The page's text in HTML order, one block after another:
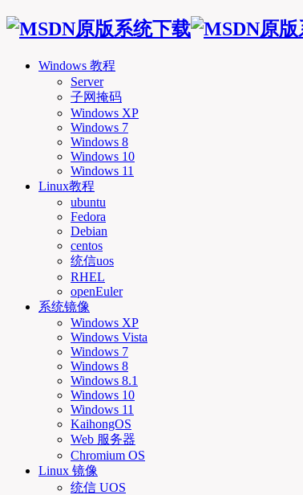
Windows 教程
Server
子网掩码
Windows XP
Windows 7
Windows 8
Windows 10
Windows 11
Linux教程
ubuntu
Fedora
Debian
centos
统信uos
RHEL
openEuler
系统镜像
Windows XP
Windows Vista
Windows 7
Windows 8
Windows 8.1
Windows 10
Windows 11
KaihongOS
Web 服务器
Chromium OS
Linux 镜像
统信 UOS